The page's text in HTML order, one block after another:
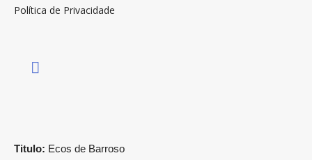
Política de Privacidade
Titulo: Ecos de Barroso